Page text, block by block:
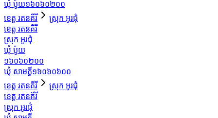
ឃុំ ប៉ូយ១៦០៦០២០០
ខេត្ត រតនគីរី
ស្រុក អូរជុំ
ខេត្ត រតនគីរី
ស្រុក អូរជុំ
ឃុំ ប៉ូយ
១៦០៦០២០០
ឃុំ សាមគ្គី១៦០៦០៦០០
ខេត្ត រតនគីរី
ស្រុក អូរជុំ
ខេត្ត រតនគីរី
ស្រុក អូរជុំ